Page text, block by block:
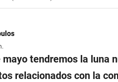
mayo tendremos la luna
relacionados con la